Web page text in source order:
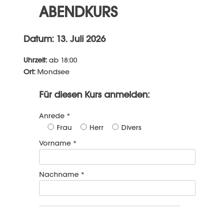
ABENDKURS
Datum: 13. Juli 2026
Uhrzeit: ab 18:00
Ort: Mondsee
Für diesen Kurs anmelden:
Anrede *
Frau
Herr
Divers
Vorname *
Nachname *